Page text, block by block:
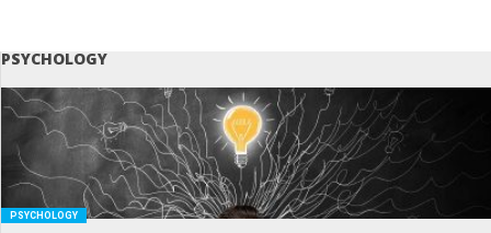
PSYCHOLOGY
PSYCHOLOGY